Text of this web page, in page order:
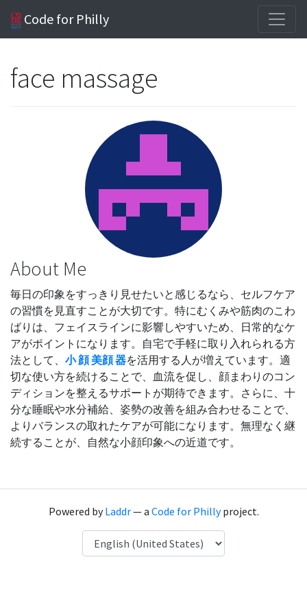
Code for Philly
face massage
About Me
毎日の印象をすっきり見せたいと感じるなら、セルフケア
の習慣を見直すことが大切です。特にむくみや筋肉のこわ
ばりは、フェイスラインに影響しやすいため、日常的なケ
アがポイントになります。自宅で手軽に取り入れられる方
法として、 小 顔 美顔 器を活用する人が増えています。適
切な使い方を続けることで、血流を促し、顔まわりのコン
ディションを整えるサポートが期待できます。さらに、十
分な睡眠や水分補給、姿勢の改善を組み合わせることで、
よりバランスの取れたケアが可能になります。無理なく継
続することが、自然な小顔印象への近道です。
Powered byLaddr— a Code for Phillyproject.
Language